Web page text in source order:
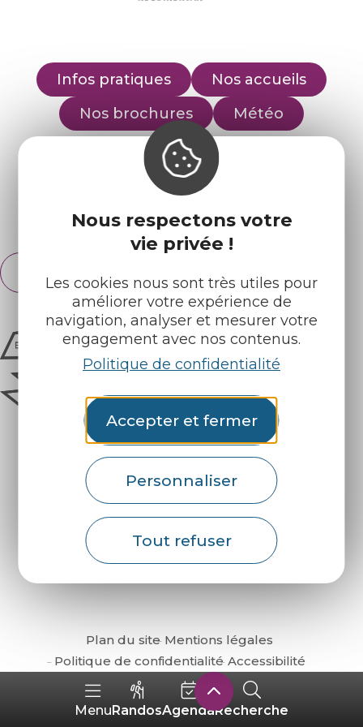
Nous respectons votre
vie privée !
Les cookies nous sont très utiles pour
améliorer votre expérience de
navigation, analyser et mesurer votre
engagement avec nos contenus.
Politique de confidentialité
Accepter et fermer
Personnaliser
Tout refuser
MenuRandosAgendaRecherche
Infos pratiques
Nos accueils
Nos brochures
Météo
Retrouvez-nous sur :
Espace pro Partenaires
Français
English
Comment venir ?
Plan du site Mentions légales
Politique de confidentialité Accessibilité